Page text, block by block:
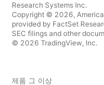
Research Systems Inc.
Copyright © 2026,
provided by FactSet
SEC filings and other
© 2026 TradingView, Inc.
제품 그 이상